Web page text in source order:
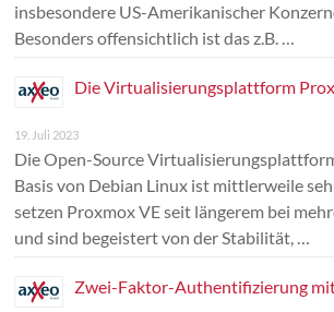
insbesondere US-Amerikanischer
Besonders offensichtlich ist das z.B. …
Die Virtualisierungsplattform
19. Juli 2023
Die Open-Source
Basis von Debian Linux ist mittlerweile
setzen Proxmox VE seit längerem bei
und sind begeistert von der Stabilität, …
Zwei-Faktor-Authentifizierung